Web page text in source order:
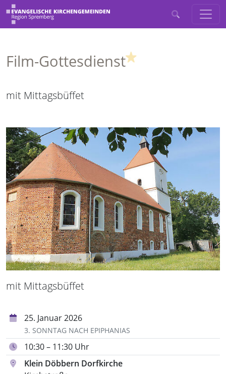
Film-Gottesdienst
mit Mittagsbüffet
mit Mittagsbüffet
25. Januar 2026
3. SONNTAG NACH EPIPHANIAS
10:30 – 11:30 Uhr
Klein Döbbern Dorfkirche